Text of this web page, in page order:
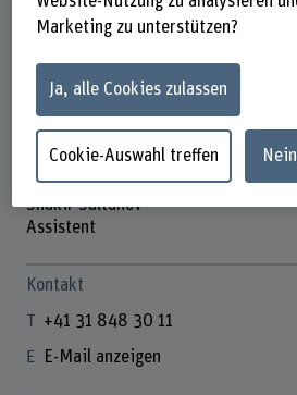
Shakir Sultanov
Assistent
Kontakt
+41 31 848 30 11
E-Mail anzeigen
Marketing zu unterstützen?
Ja, alle Cookies zulassen
Cookie-Auswahl treffen